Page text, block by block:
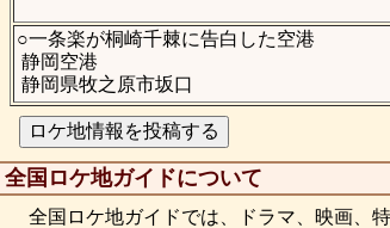
○一条楽が桐崎千棘に告白した空港
静岡空港
静岡県牧之原市坂口
全国ロケ地ガイドについて
全国ロケ地ガイドでは、ドラマ、映画、